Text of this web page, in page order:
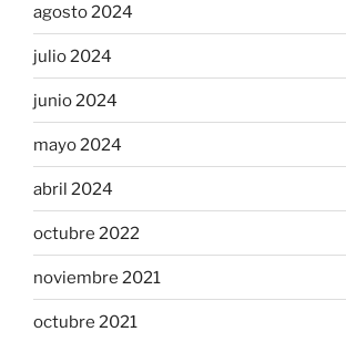
agosto 2024
julio 2024
junio 2024
mayo 2024
abril 2024
octubre 2022
noviembre 2021
octubre 2021